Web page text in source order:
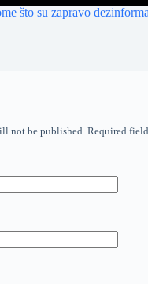
što su zapravo
not be published. Required